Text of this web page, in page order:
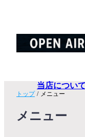
当店について
トップ / メニュー
メニュー